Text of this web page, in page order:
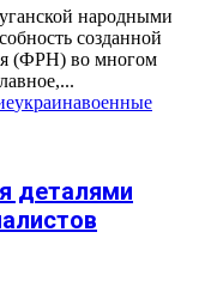
народными
созданной
(ФРН) во многом
украинавоенные
деталями